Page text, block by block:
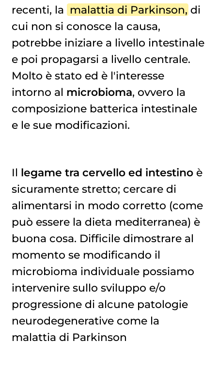
recenti, la malattia di Parkinson, di
cui non si conosce la causa,
potrebbe iniziare a livello intestinale
e poi propagarsi a livello centrale.
Molto è stato ed è l'interesse
intorno al microbioma, ovvero la
composizione batterica intestinale
e le sue modificazioni.
Il legame tra cervello ed intestinoè
sicuramente stretto; cercare di
alimentarsi in modo corretto (come
può essere la dieta mediterranea) è
buona cosa. Difficile dimostrare al
momento se modificando il
microbioma individuale possiamo
intervenire sullo sviluppo e/o
progressione di alcune patologie
neurodegenerative come la
malattia di Parkinson